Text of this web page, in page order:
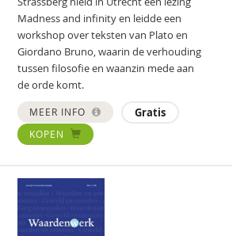
Madness and infinity en leidde een
workshop over teksten van Plato en
Giordano Bruno, waarin de verhouding
tussen filosofie en waanzin mede aan
de orde komt.
MEER INFO Gratis
KOPEN